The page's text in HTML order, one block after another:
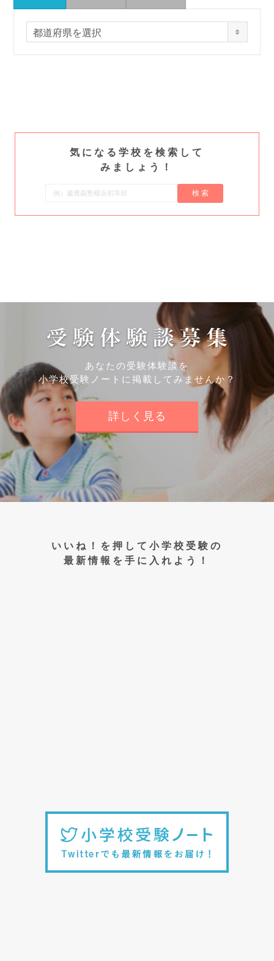
都
道
都道府県を選択
気になる学校を検索して
みましょう！
検 索
あなたの受験体験談を
小学校受験ノートに掲載してみませんか？
詳しく見る
いいね！を押して小学校受験の
最新情報を手に入れよう！